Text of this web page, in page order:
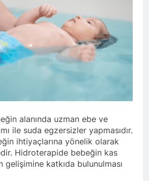
alanında uzman ebe ve
ile suda egzersizler yapmasıdır.
ihtiyaçlarına yönelik olarak
Hidroterapide bebeğin kas
gelişimine katkıda bulunulması